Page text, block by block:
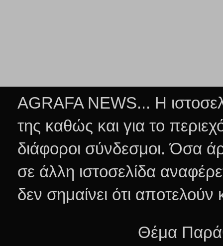
AGRAFA NEWS... Η
της καθώς και για το
διάφοροι σύνδεσμοι.Όσα
σε άλλη ιστοσελίδα
δεν σημαίνει ότι
Θέμα